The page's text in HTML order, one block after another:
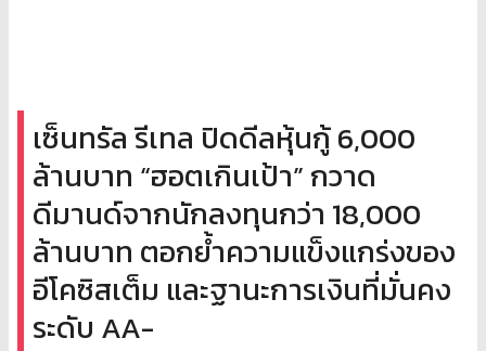
เซ็นทรัล รีเทล ปิดดีลหุ้นกู้ 6,000
ล้านบาท “ฮอตเกินเป้า” กวาด
ดีมานด์จากนักลงทุนกว่า 18,000
ล้านบาท ตอกย้ำความแข็งแกร่งของ
อีโคซิสเต็ม และฐานะการเงินที่มั่นคง
ระดับ AA-